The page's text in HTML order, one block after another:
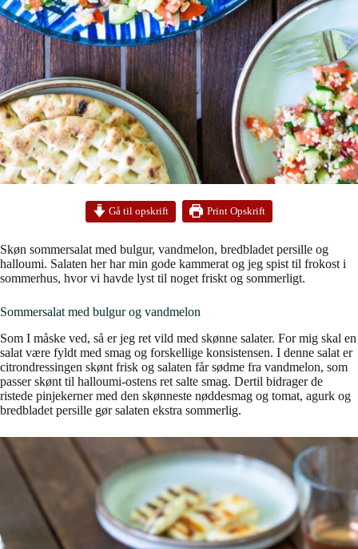
Gå til opskrift Print Opskrift
Skøn sommersalat med bulgur, vandmelon, bredbladet persille og
halloumi. Salaten her har min gode kammerat og jeg spist til frokost i
sommerhus, hvor vi havde lyst til noget friskt og sommerligt.
Sommersalat med bulgur og vandmelon
Som I måske ved, så er jeg ret vild med skønne salater. For mig skal en
salat være fyldt med smag og forskellige konsistensen. I denne salat er
citrondressingen skønt frisk og salaten får sødme fra vandmelon, som
passer skønt til halloumi-ostens ret salte smag. Dertil bidrager de
ristede pinjekerner med den skønneste nøddesmag og tomat, agurk og
bredbladet persille gør salaten ekstra sommerlig.